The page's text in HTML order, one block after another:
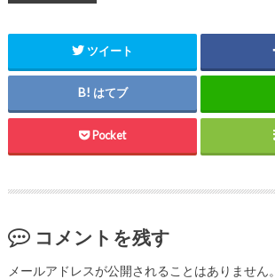
ツイート
はてブ
Pocket
コメントを残す
メールアドレスが公開されることはありません。